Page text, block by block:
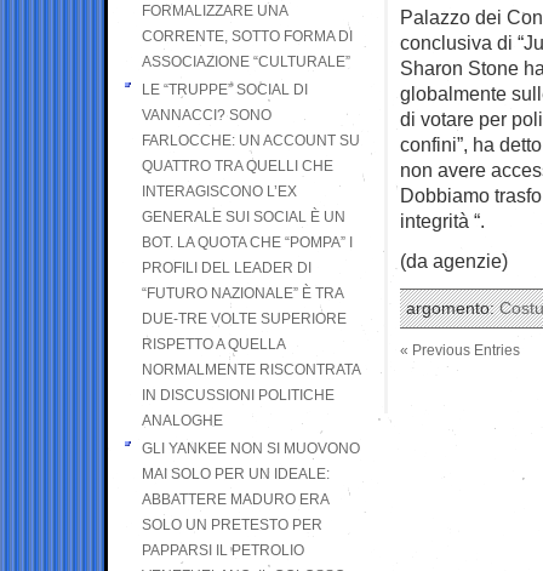
Palazzo dei
conclusiva di
Sharon Stone
globalmente
di votare per
confini”, ha
non avere
Dobbiamo
integrità “.
(da agenzie)
argomento:
« Previous Entries
FORMALIZZARE UNA
CORRENTE, SOTTO FORMA DI
ASSOCIAZIONE “CULTURALE”
LE “TRUPPE” SOCIAL DI
VANNACCI? SONO
FARLOCCHE: UN ACCOUNT SU
QUATTRO TRA QUELLI CHE
INTERAGISCONO L’EX
GENERALE SUI SOCIAL È UN
BOT. LA QUOTA CHE “POMPA” I
PROFILI DEL LEADER DI
“FUTURO NAZIONALE” È TRA
DUE-TRE VOLTE SUPERIORE
RISPETTO A QUELLA
NORMALMENTE RISCONTRATA
IN DISCUSSIONI POLITICHE
ANALOGHE
GLI YANKEE NON SI MUOVONO
MAI SOLO PER UN IDEALE:
ABBATTERE MADURO ERA
SOLO UN PRETESTO PER
PAPPARSI IL PETROLIO